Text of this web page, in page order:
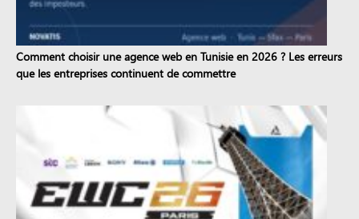
Comment choisir une agence web en Tunisie en 2026 ? Les erreurs
que les entreprises continuent de commettre